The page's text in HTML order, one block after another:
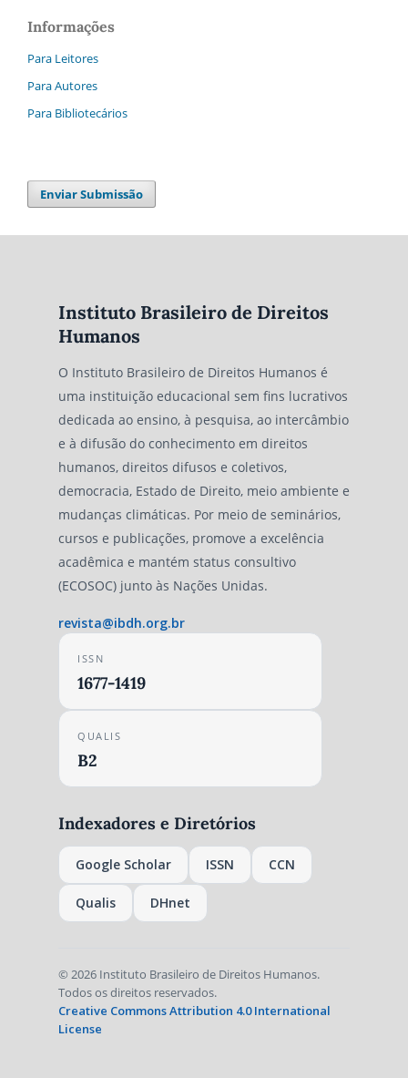
Informações
Para Leitores
Para Autores
Para Bibliotecários
Enviar Submissão
Instituto Brasileiro de Direitos
Humanos
O Instituto Brasileiro de Direitos Humanos é
uma instituição educacional sem fins lucrativos
dedicada ao ensino, à pesquisa, ao intercâmbio
e à difusão do conhecimento em direitos
humanos, direitos difusos e coletivos,
democracia, Estado de Direito, meio ambiente e
mudanças climáticas. Por meio de seminários,
cursos e publicações, promove a excelência
acadêmica e mantém status consultivo
(ECOSOC) junto às Nações Unidas.
revista@ibdh.org.br
ISSN
1677-1419
QUALIS
B2
Indexadores e Diretórios
Google Scholar ISSN CCN
Qualis DHnet
© 2026 Instituto Brasileiro de Direitos Humanos.
Todos os direitos reservados.
Creative Commons Attribution 4.0 International
License